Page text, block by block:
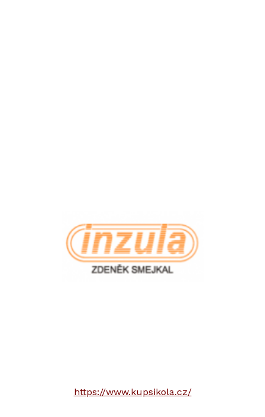
https://www.kupsikola.cz/